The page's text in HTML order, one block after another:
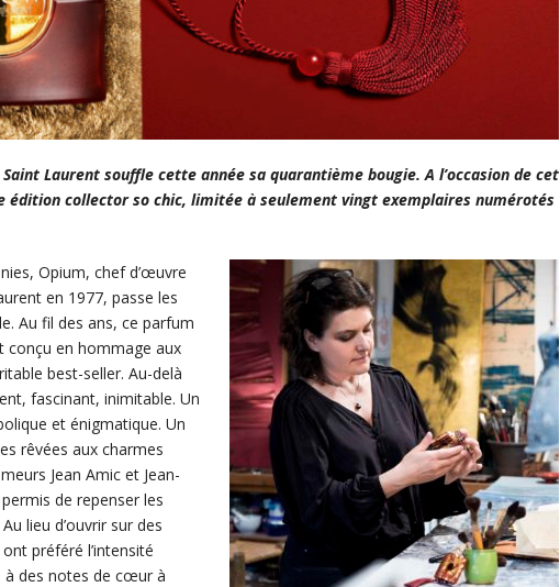
Laurent souffle cette année sa quarantième bougie. A l’occasion de cet
édition collector so chic, limitée à seulement vingt exemplaires numérotés
Opium, chef d’œuvre
en 1977, passe les
Au fil des ans, ce parfum
conçu en hommage aux
best-seller. Au-delà
fascinant, inimitable. Un
et énigmatique. Un
rêvées aux charmes
Jean Amic et Jean-
de repenser les
lieu d’ouvrir sur des
préféré l’intensité
à des notes de cœur à